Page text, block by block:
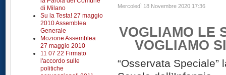
di Milano
Su la Testa! 27 maggio
2010 Assemblea
Generale
Mozione Assemblea
27 maggio 2010
11 07 22 Firmato
l'accordo sulle
politiche
Mercoledì 18 Novembre 2020 17:36
VOGLIAMO LE
VOGLIAMO
“Osservata